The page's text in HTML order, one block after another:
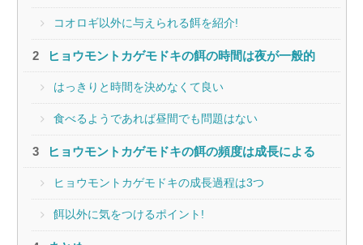
コオロギ以外に与えられる餌を紹介!
ヒョウモントカゲモドキの餌の時間は夜が一般的
はっきりと時間を決めなくて良い
食べるようであれば昼間でも問題はない
ヒョウモントカゲモドキの餌の頻度は成長による
ヒョウモントカゲモドキの成長過程は3つ
餌以外に気をつけるポイント!